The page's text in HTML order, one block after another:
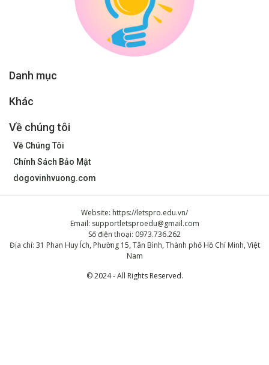
Danh mục
Khác
Về chúng tôi
Về Chúng Tôi
Chính Sách Bảo Mật
dogovinhvuong.com
Website: https://letspro.edu.vn/
Email: supportletsproedu@gmail.com
Số điện thoại: 0973.736.262
Địa chỉ: 31 Phan Huy Ích, Phường 15, Tân Bình, Thành phố Hồ Chí Minh, Việt
Nam
© 2024 - All Rights Reserved.